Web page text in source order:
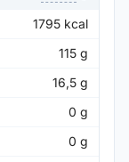
1795 kcal
115 g
16,5 g
0 g
0 g